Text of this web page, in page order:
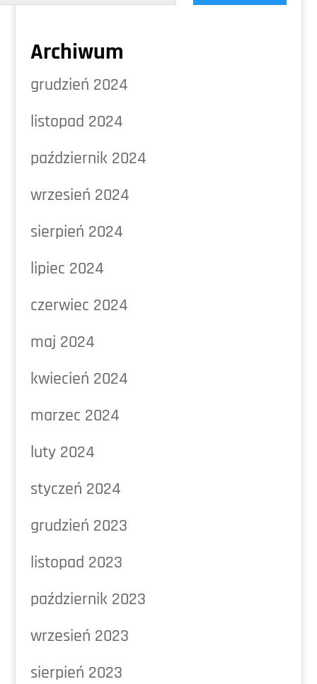
Archiwum
grudzień 2024
listopad 2024
październik 2024
wrzesień 2024
sierpień 2024
lipiec 2024
czerwiec 2024
maj 2024
kwiecień 2024
marzec 2024
luty 2024
styczeń 2024
grudzień 2023
listopad 2023
październik 2023
wrzesień 2023
sierpień 2023